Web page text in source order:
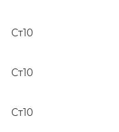
Ст10
Ст10
Ст10